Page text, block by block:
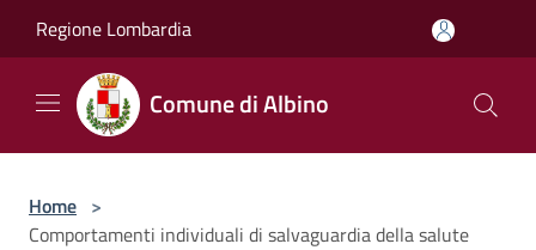
Regione Lombardia
Comune di Albino
Home >
Comportamenti individuali di salvaguardia della salute